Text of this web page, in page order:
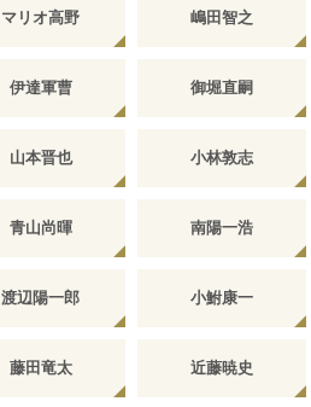
マリオ高野 嶋田智之
伊達軍曹 御堀直嗣
山本晋也 小林敦志
青山尚暉 南陽一浩
渡辺陽一郎 小鮒康一
藤田竜太 近藤暁史